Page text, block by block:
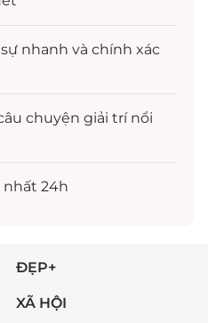
nhanh và chính xác
chuyện giải trínổi
nhất 24h
ĐẸP+
XÃ HỘI